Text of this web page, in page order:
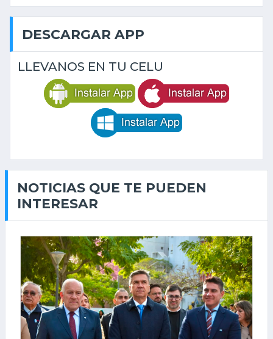
DESCARGAR APP
LLEVANOS EN TU CELU
NOTICIAS QUE TE PUEDEN
INTERESAR